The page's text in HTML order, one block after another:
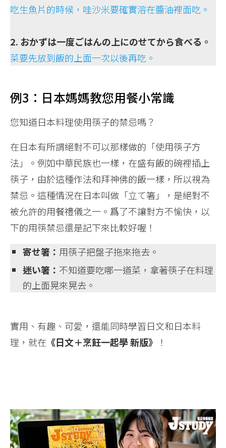
吃生魚片的時候，哇沙米要確實溶在醬油裡面吃。
2. おかずは一度ごはんの上にのせてから食べる。
菜要先放到飯的上面一次以後再吃。
例3：日本媽媽教您用餐小常識
您知道日本料理使用筷子的禁忌嗎？
在日本有所謂絕對不可以那樣做的「使用筷子方
法」。例如中華民族也一樣，在盛有飯的碗裡插上
筷子，由於這種作法和拜神佛的飯一樣，所以視為
禁忌。這種情況在日本叫做「立て箸」，是絕對不
被允許的用餐禮儀之一。爲了不讓對方不愉快，以
下的用筷禁忌還是記下來比較好喔！
寄せ箸： 用筷子把盤子拖來拖去。
迷い箸： 不知道要吃哪一道菜，拿著筷子在料理
的上面晃來晃去。
實用、有趣、可愛，還能同時學習日文和日本料
理，就在 《日文＋烹飪一起學 新版》 ！